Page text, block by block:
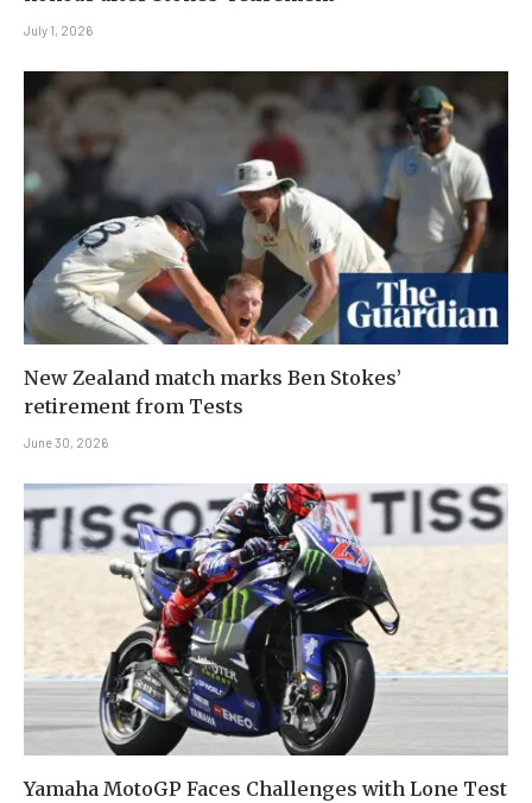
July 1, 2026
New Zealand match marks Ben Stokes’
retirement from Tests
June 30, 2026
Yamaha MotoGP Faces Challenges with Lone Test